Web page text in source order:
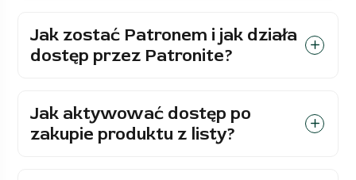
Jak zostać Patronem i jak działa
dostęp przez Patronite?
Jak aktywować dostęp po
zakupie produktu z listy?